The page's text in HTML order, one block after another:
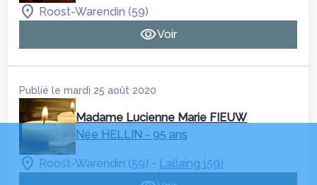
Roost-Warendin (59)
Voir
Publié le mardi 25 août 2020
Madame Lucienne Marie FIEUW
Née HELLIN - 95 ans
Roost-Warendin (59) - Lallaing (59)